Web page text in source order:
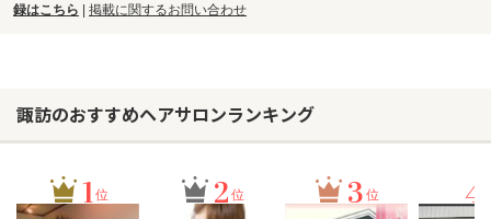
録はこちら | 掲載に関するお問い合わせ
諏訪のおすすめヘアサロンランキング
1位 2 位 3 位 4